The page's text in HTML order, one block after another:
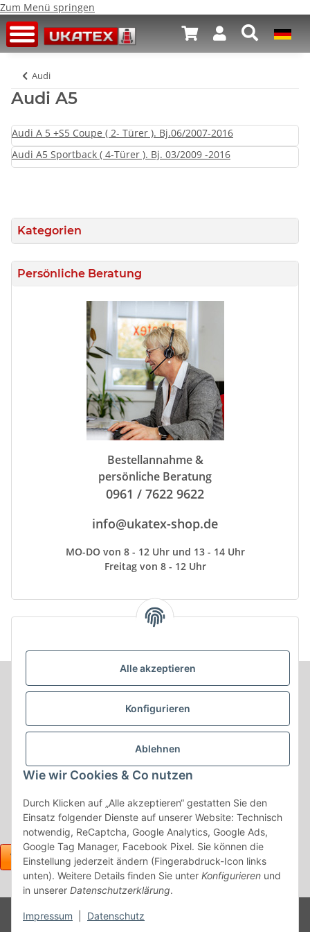
Zum Menü springen
Alle akzeptieren
Konfigurieren
Ablehnen
Wie wir Cookies & Co nutzen
Durch Klicken auf „Alle akzeptieren“ gestatten Sie den
Einsatz folgender Dienste auf unserer Website: Technisch
notwendig, ReCaptcha, Google Analytics, Google Ads,
Google Tag Manager, Facebook Pixel. Sie können die
Einstellung jederzeit ändern (Fingerabdruck-Icon links
unten). Weitere Details finden Sie unter Konfigurieren und
in unserer Datenschutzerklärung.
Impressum Datenschutz
Audi
Audi A5
Audi A 5 +S5 Coupe ( 2- Türer ). Bj.06/2007-2016
Audi A5 Sportback ( 4-Türer ). Bj. 03/2009 -2016
Kategorien
Persönliche Beratung
Bestellannahme &
persönliche Beratung
0961 / 7622 9622
info@ukatex-shop.de
MO-DO von 8 - 12 Uhr und 13 - 14 Uhr
Freitag von 8 - 12 Uhr
Informationen
Produkt Informationen
Shop Informationen
Gesetzliche Informationen
* Alle Preise inkl. gesetzlicher USt., zzgl.